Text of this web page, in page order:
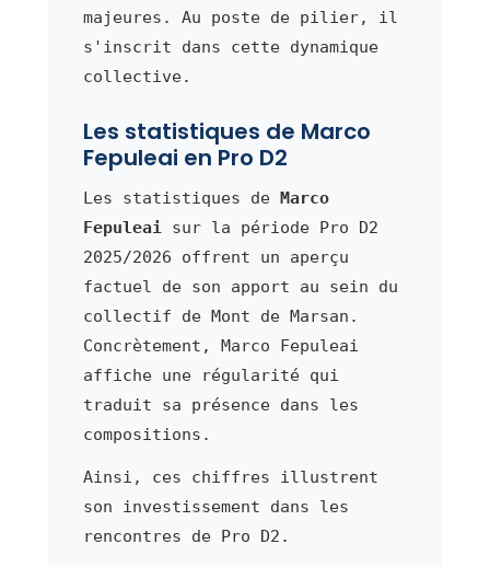
majeures. Au poste de pilier, il
s'inscrit dans cette dynamique
collective.
Les statistiques de Marco
Fepuleai en Pro D2
Les statistiques de
Marco
Fepuleaisur la période Pro D2
2025/2026 offrent un aperçu
factuel de son apport au sein du
collectif de Mont de Marsan.
Concrètement, Marco Fepuleai
affiche une régularité qui
traduit sa présence dans les
compositions.
Ainsi, ces chiffres illustrent
son investissement dans les
rencontres de Pro D2.